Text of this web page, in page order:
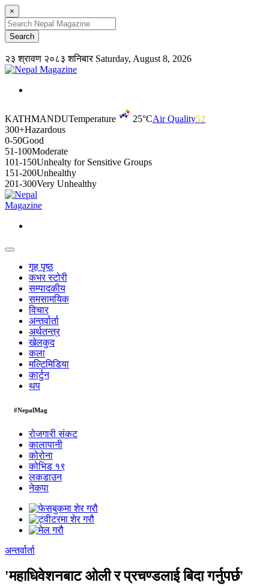
×
२३ श्रावण २०८३ शनिबारSaturday, August 8, 2026
KATHMANDUTemperature 25°CAir Quality52
300+Hazardous
0-50Good
51-100Moderate
101-150Unhealty for Sensitive Groups
151-200Unhealthy
201-300Very Unhealthy
गृह पृष्ठ
कभर स्टोरी
सम्पादकीय
समसामयिक
विचार
अन्तर्वार्ता
अर्थतन्त्र
खेलकुद
कला
मल्टिमिडिया
कार्टुन
थप
#NepalMag
रोजगारी संकट
कालापानी
कोरोना
कोभिड १९
लकडाउन
नेकपा
अन्तर्वार्ता
'महाधिवेशनबाट ओली र प्रचण्डलाई बिदा गर्नुपर्छ'